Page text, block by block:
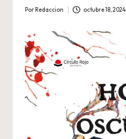
Por Redaccion octubre 18, 2024